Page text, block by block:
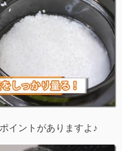
イントがありますよ♪